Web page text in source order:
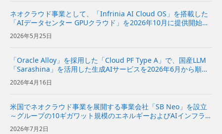
ネオクラウド事業として、「Infrinia AI Cloud OS」を搭載した
「AIデータセンター GPUクラウド」を2026年10月に提供開始～
AIモデルの開発から推論、データ処理までの幅広いAIワークロー
ドを効率的かつ柔軟に実行可能～ ...
2026年5月25日
「Oracle Alloy」を採用した「Cloud PF Type A」で、国産LLM
「Sarashina」を活用した生成AIサービスを2026年6月から順次
提供〜企業や自治体におけるデータ主権を備えたAI活用のニーズ
に対応〜 | 企業・I...
2026年4月16日
米国でネオクラウド事業を展開する事業会社「SB Neo」を設立
～グループの10ギガワット規模のエネルギーおよびAIインフラを
基に、米国の企業向けにネオクラウドサービスを提供～
2026年7月2日